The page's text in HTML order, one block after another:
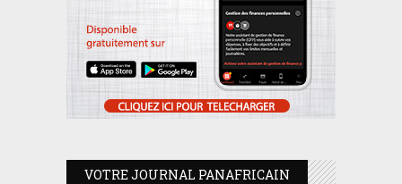
VOTRE JOURNAL PANAFRICAIN